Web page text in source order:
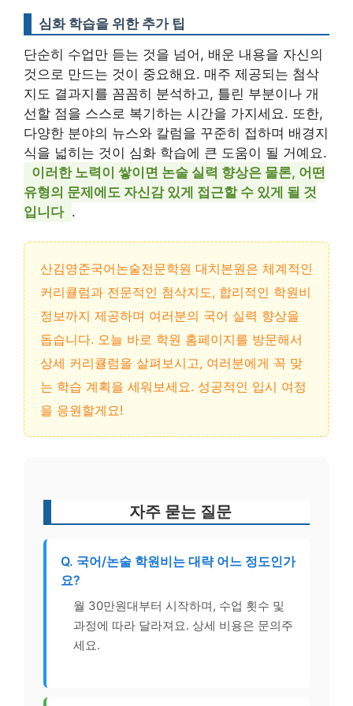
심화 학습을 위한 추가 팁
단순히 수업만 듣는 것을 넘어, 배운 내용을 자신의
것으로 만드는 것이 중요해요. 매주 제공되는 첨삭
지도 결과지를 꼼꼼히 분석하고, 틀린 부분이나 개
선할 점을 스스로 복기하는 시간을 가지세요. 또한,
다양한 분야의 뉴스와 칼럼을 꾸준히 접하며 배경지
식을 넓히는 것이 심화 학습에 큰 도움이 될 거예요.
이러한 노력이 쌓이면 논술 실력 향상은 물론, 어떤
유형의 문제에도 자신감 있게 접근할 수 있게 될 것
입니다 .
산김영준국어논술전문학원 대치본원은 체계적인
커리큘럼과 전문적인 첨삭지도, 합리적인 학원비
정보까지 제공하며 여러분의 국어 실력 향상을
돕습니다. 오늘 바로 학원 홈페이지를 방문해서
상세 커리큘럼을 살펴보시고, 여러분에게 꼭 맞
는 학습 계획을 세워보세요. 성공적인 입시 여정
을 응원할게요!
자주 묻는 질문
Q. 국어/논술 학원비는 대략 어느 정도인가
요?
월 30만원대부터 시작하며, 수업 횟수 및
과정에 따라 달라져요. 상세 비용은 문의주
세요.